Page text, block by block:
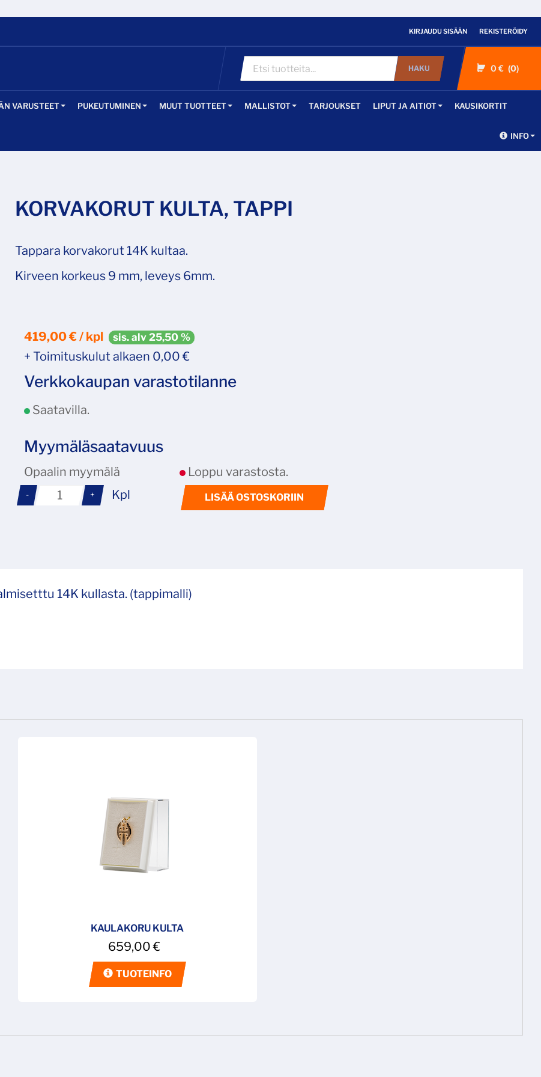
KIRJAUDU SISÄÄN REKISTERÖIDY
HAKU 0 € 0
VARUSTEET PUKEUTUMINEN MUUT TUOTTEET MALLISTOT TARJOUKSET LIPUT JA AITIOT KAUSIKORTIT
INFO
KORVAKORUT KULTA, TAPPI
Tappara korvakorut 14K kultaa.
Kirveen korkeus 9 mm, leveys 6mm.
419,00 € / kpl sis. alv 25,50 %
+ Toimituskulut alkaen 0,00 €
Verkkokaupan varastotilanne
Saatavilla.
Myymäläsaatavuus
Opaalin myymälä Loppu varastosta.
- + Kpl LISÄÄ OSTOSKORIIN
14K kullasta. (tappimalli)
KAULAKORU KULTA
659,00€
TUOTEINFO